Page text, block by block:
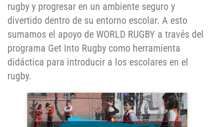
rugby y progresar en un ambiente seguro y
divertido dentro de su entorno escolar. A esto
sumamos el apoyo de WORLD RUGBY a través del
programa Get Into Rugby como herramienta
didáctica para introducir a los escolares en el
rugby.